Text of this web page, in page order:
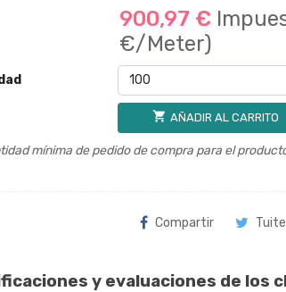
900,97 €
€/Meter)
shopping_cart AÑADIR AL CARRITO
mínima de pedido de compra para el
Compartir
y evaluaciones de los